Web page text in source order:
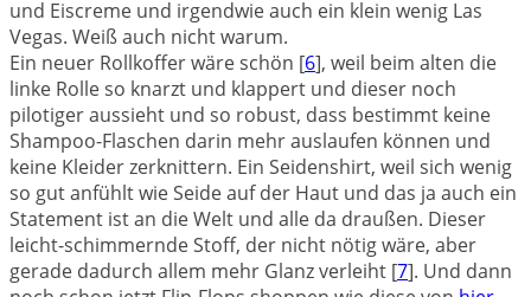
und Eiscreme und irgendwie auch ein klein wenig Las
Vegas. Weiß auch nicht warum.
Ein neuer Rollkoffer wäre schön [6], weil beim alten die
linke Rolle so knarzt und klappert und dieser noch
pilotiger aussieht und so robust, dass bestimmt keine
Shampoo-Flaschen darin mehr auslaufen können und
keine Kleider zerknittern. Ein Seidenshirt, weil sich wenig
so gut anfühlt wie Seide auf der Haut und das ja auch ein
Statement ist an die Welt und alle da draußen. Dieser
leicht-schimmernde Stoff, der nicht nötig wäre, aber
gerade dadurch allem mehr Glanz verleiht [7]. Und dann